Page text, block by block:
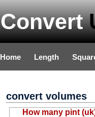
Convert
Home Length
convert volumes
How many pint